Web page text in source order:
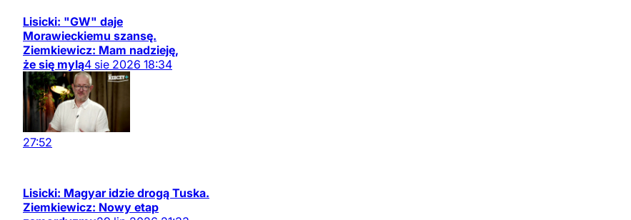
Lisicki: "GW" daje
Morawieckiemu szansę.
Ziemkiewicz: Mam nadzieję,
że się mylą4 sie 2026 18:34
27:52
Lisicki: Magyar idzie drogą Tuska.
Ziemkiewicz: Nowy etap